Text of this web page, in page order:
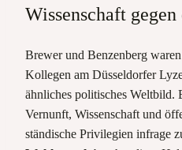
Wissenschaft
Brewer und Benzenberg
Kollegen am Düsseldorfer
ähnliches politisches Weltbild.
Vernunft, Wissenschaft und
ständische Privilegien infrage